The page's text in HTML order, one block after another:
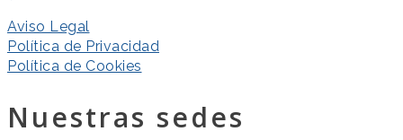
Aviso Legal
Política de Privacidad
Política de Cookies
Nuestras sedes